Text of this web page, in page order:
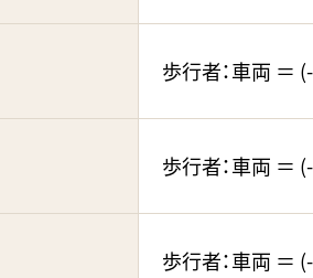
歩行者：車両 ＝
歩行者：車両 ＝
歩行者：車両 ＝